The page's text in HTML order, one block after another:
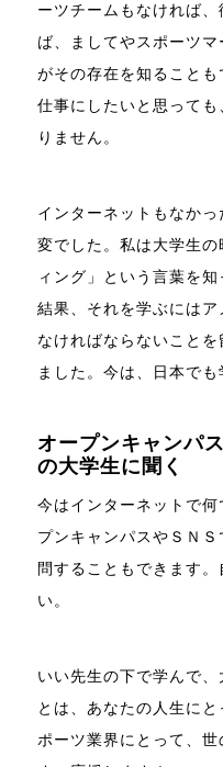
ーツチームもなければ
ば、ましてやスポーツ
がその存在を知ること
仕事にしたいと思って
りません。
インターネットもなか
変でした。私は大学生
ィング」という言葉を
結果、それを学ぶには
なければならないこと
ました。今は、日本で
オープンキャンパ
の大学生に聞く
今はインターネットで
プンキャンパスやＳＮ
問することもできます
い。
いい先生の下で学んで
とは、あなたの人生に
ポーツ業界にとって、